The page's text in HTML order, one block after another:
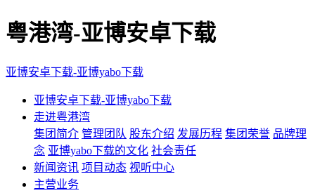
粤港湾-亚博安卓下载
亚博安卓下载-亚博yabo下载
亚博安卓下载-亚博yabo下载
走进粤港湾
集团简介 管理团队 股东介绍 发展历程 集团荣誉 品牌理
念 亚博yabo下载的文化 社会责任
新闻资讯 项目动态 视听中心
主营业务